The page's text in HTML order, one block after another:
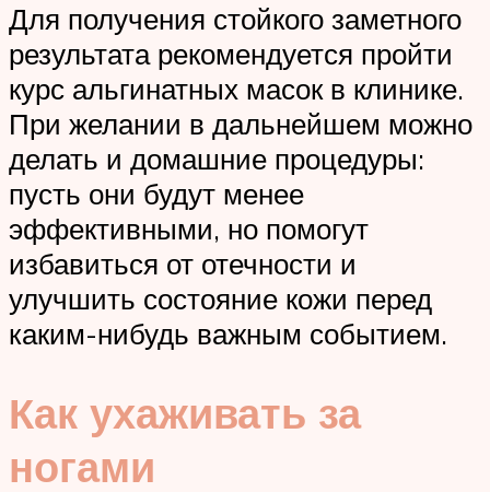
Для получения стойкого заметного
результата рекомендуется пройти
курс альгинатных масок в клинике.
При желании в дальнейшем можно
делать и домашние процедуры:
пусть они будут менее
эффективными, но помогут
избавиться от отечности и
улучшить состояние кожи перед
каким-нибудь важным событием.
Как ухаживать за
ногами